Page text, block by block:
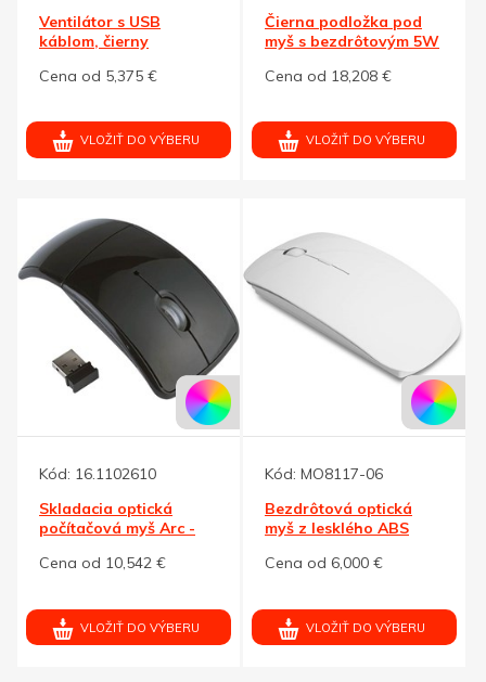
Ventilátor s USB
káblom, čierny
Cena od 5,375 €
VLOŽIŤ DO VÝBERU
Čierna podložka pod
myš s bezdrôtovým 5W
Cena od 18,208 €
VLOŽIŤ DO VÝBERU
Kód: 16.1102610
Skladacia optická
počítačová myš Arc -
Cena od 10,542 €
VLOŽIŤ DO VÝBERU
Kód: MO8117-06
Bezdrôtová optická
myš z lesklého ABS
Cena od 6,000 €
VLOŽIŤ DO VÝBERU